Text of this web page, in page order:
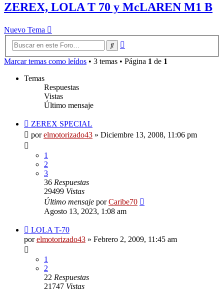
ZEREX, LOLA T 70 y McLAREN M1 B
Nuevo Tema
Buscar
Marcar temas como leídos • 3 temas • Página 1 de 1
Temas
Respuestas
Vistas
Último mensaje
ZEREX SPECIAL
porelmotorizado43 » Diciembre 13, 2008, 11:06 pm
1
2
3
36 Respuestas
29499 Vistas
Último mensaje porCaribe70
Agosto 13, 2023, 1:08 am
LOLA T-70
porelmotorizado43 » Febrero 2, 2009, 11:45 am
1
2
22 Respuestas
21747 Vistas